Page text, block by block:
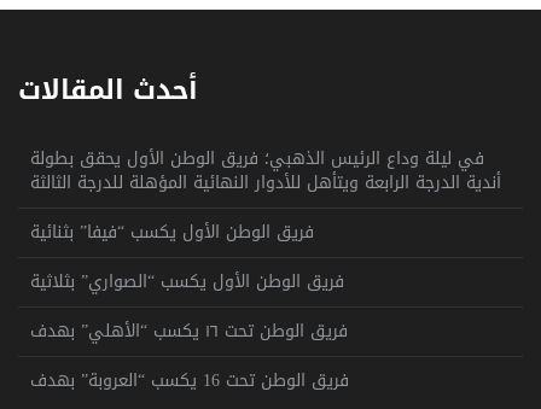
أحدث المقالات
في ليلة وداع الرئيس الذهبي؛ فريق الوطن الأول يحقق بطولة
أندية الدرجة الرابعة ويتأهل للأدوار النهائية المؤهلة للدرجة الثالثة
فريق الوطن الأول يكسب “فيفا” بثنائية
فريق الوطن الأول يكسب “الصواري” بثلاثية
فريق الوطن تحت ١٦ يكسب “الأهلي” بهدف
فريق الوطن تحت 16 يكسب “العروبة” بهدف